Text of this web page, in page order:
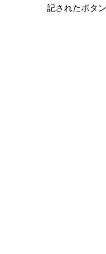
記されたボタ